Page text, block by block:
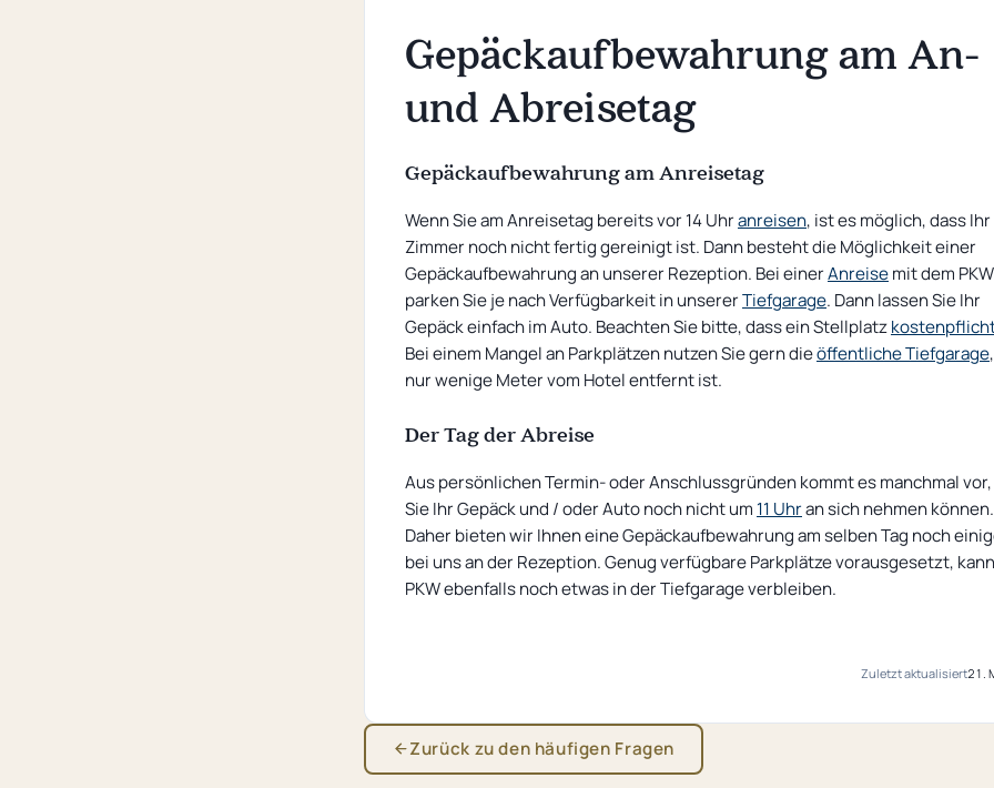
Einzelzimmer
ab69€
Schlafen mit Musik
10 %Rabatt auf den Zimmerpreis
AKTUELLES ANGEBOT
Schlafen mit Musik: Bust & Rust
Gepäckaufbewahrung am An-
und Abreisetag
Gepäckaufbewahrung am Anreisetag
Wenn Sie am Anreisetag bereits vor 14 Uhranreisen, ist es möglich, dass Ihr
Zimmer noch nicht fertig gereinigt ist. Dann besteht die Möglichkeit einer
Gepäckaufbewahrung an unserer Rezeption. Bei einerAnreisemit dem PKW
parken Sie je nach Verfügbarkeit in unsererTiefgarage. Dann lassen Sie Ihr
Gepäck einfach im Auto. Beachten Sie bitte, dass ein Stellplatz
Bei einem Mangel an Parkplätzen nutzen Sie gern dieöffentliche Tiefgarage
nur wenige Meter vom Hotel entfernt ist.
Der Tag der Abreise
Aus persönlichen Termin- oder Anschlussgründen kommt es manchmal
Sie Ihr Gepäck und / oder Auto noch nicht um 11 Uhran sich nehmen können.
Daher bieten wir Ihnen eine Gepäckaufbewahrung am selben Tag noch
bei uns an der Rezeption. Genug verfügbare Parkplätze vorausgesetzt,
PKW ebenfalls noch etwas in der Tiefgarage verbleiben.
Zuletzt aktualisiert21.
Zurück zu den häufigen Fragen